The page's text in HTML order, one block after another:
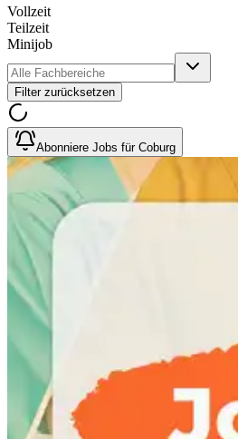
Vollzeit
Teilzeit
Minijob
Filter zurücksetzen
Abonniere Jobs für Coburg